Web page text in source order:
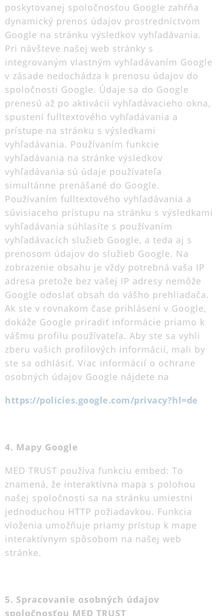
poskytovanej spoločnosťou Google zahŕňa
dynamický prenos údajov prostredníctvom
Google na stránku výsledkov vyhľadávania.
Pri návšteve našej web stránky s
integrovaným vlastným vyhľadávaním Google
v zásade nedochádza k prenosu údajov do
spoločnosti Google. Údaje sa do Google
prenesú až po aktivácii vyhľadávacieho okna,
spustení fulltextového vyhľadávania a
prístupe na stránku s výsledkami
vyhľadávania. Používaním funkcie
vyhľadávania na stránke výsledkov
vyhľadávania sú údaje používateľa
simultánne prenášané do Google.
Používaním fulltextového vyhľadávania a
súvisiaceho prístupu na stránku s výsledkami
vyhľadávania súhlasíte s používaním
vyhľadávacích služieb Google, a teda aj s
prenosom údajov do služieb Google. Na
zobrazenie obsahu je vždy potrebná vaša IP
adresa pretože bez vašej IP adresy nemôže
Google odoslať obsah do vášho prehliadača.
Ak ste v rovnakom čase prihlásení v Google,
dokáže Google priradiť informácie priamo k
vášmu profilu používateľa. Aby ste sa vyhli
zberu vašich profilových informácií, mali by
ste sa odhlásiť. Viac informácií o ochrane
osobných údajov Google nájdete na
https://policies.google.com/privacy?hl=de
4. Mapy Google
MED TRUST používa funkciu embed: To
znamená, že interaktívna mapa s polohou
našej spoločnosti sa na stránku umiestni
jednoduchou HTTP požiadavkou. Funkcia
vloženia umožňuje priamy prístup k mape
interaktívnym spôsobom na našej web
stránke.
5. Spracovanie osobných údajov
spoločnosťou MED TRUST